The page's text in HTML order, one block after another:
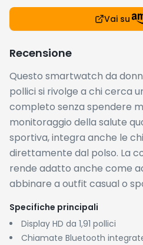
Vai su
Recensione
Questo smartwatch da
pollici si rivolge a chi cerca
completo senza spendere
monitoraggio della salute
sportiva, integra anche le
direttamente dal polso. La
rende adatto anche come
abbinare a outfit casual o
Specifiche principali
Display HD da 1,91 pollici
Chiamate Bluetooth